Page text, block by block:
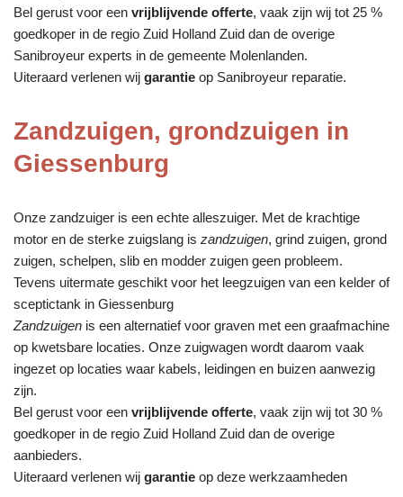
Bel gerust voor een vrijblijvende offerte, vaak zijn wij tot 25 %
goedkoper in de regio Zuid Holland Zuid dan de overige
Sanibroyeur experts in de gemeente Molenlanden.
Uiteraard verlenen wij garantie op Sanibroyeur reparatie.
Zandzuigen, grondzuigen in
Giessenburg
Onze zandzuiger is een echte alleszuiger. Met de krachtige
motor en de sterke zuigslang is zandzuigen, grind zuigen, grond
zuigen, schelpen, slib en modder zuigen geen probleem.
Tevens uitermate geschikt voor het leegzuigen van een kelder of
sceptictank in Giessenburg
Zandzuigen is een alternatief voor graven met een graafmachine
op kwetsbare locaties. Onze zuigwagen wordt daarom vaak
ingezet op locaties waar kabels, leidingen en buizen aanwezig
zijn.
Bel gerust voor een vrijblijvende offerte, vaak zijn wij tot 30 %
goedkoper in de regio Zuid Holland Zuid dan de overige
aanbieders.
Uiteraard verlenen wij garantie op deze werkzaamheden